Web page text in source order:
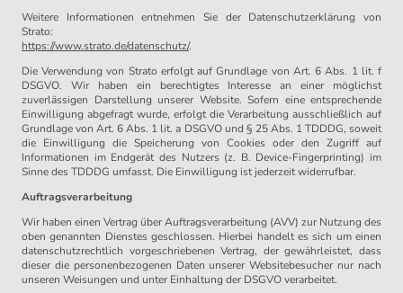
Weitere Informationen entnehmen Sie der Datenschutzerklärung von
Strato:
https://www.strato.de/datenschutz/.
Die Verwendung von Strato erfolgt auf Grundlage von Art. 6 Abs. 1 lit. f
DSGVO. Wir haben ein berechtigtes Interesse an einer möglichst
zuverlässigen Darstellung unserer Website. Sofern eine entsprechende
Einwilligung abgefragt wurde, erfolgt die Verarbeitung ausschließlich auf
Grundlage von Art. 6 Abs. 1 lit. a DSGVO und § 25 Abs. 1 TDDDG, soweit
die Einwilligung die Speicherung von Cookies oder den Zugriff auf
Informationen im Endgerät des Nutzers (z. B. Device-Fingerprinting) im
Sinne des TDDDG umfasst. Die Einwilligung ist jederzeit widerrufbar.
Auftragsverarbeitung
Wir haben einen Vertrag über Auftragsverarbeitung (AVV) zur Nutzung des
oben genannten Dienstes geschlossen. Hierbei handelt es sich um einen
datenschutzrechtlich vorgeschriebenen Vertrag, der gewährleistet, dass
dieser die personenbezogenen Daten unserer Websitebesucher nur nach
unseren Weisungen und unter Einhaltung der DSGVO verarbeitet.